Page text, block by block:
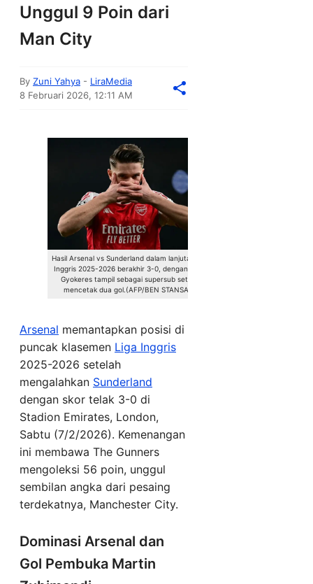
Unggul 9 Poin dari
Man City
By Zuni Yahya - LiraMedia
8 Februari 2026, 12:11 AM
Hasil Arsenal vs Sunderland dalam lanjutan Liga
Inggris 2025-2026 berakhir 3-0, dengan Viktor
Gyokeres tampil sebagai supersub setelah
mencetak dua gol.(AFP/BEN STANSALL)
Arsenal memantapkan posisi di
puncak klasemen Liga Inggris
2025-2026 setelah
mengalahkan Sunderland
dengan skor telak 3-0 di
Stadion Emirates, London,
Sabtu (7/2/2026). Kemenangan
ini membawa The Gunners
mengoleksi 56 poin, unggul
sembilan angka dari pesaing
terdekatnya, Manchester City.
Dominasi Arsenal dan
Gol Pembuka Martin